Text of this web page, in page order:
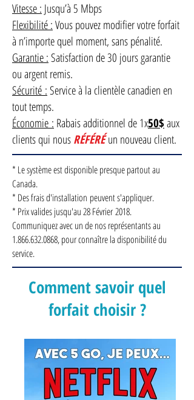
Vitesse : Jusqu’à 5 Mbps
Flexibilité :Vous pouvez modifier votre forfait
à n’importe quel moment, sans pénalité.
Garantie :Satisfaction de 30 jours garantie
ou argent remis.
Sécurité :Service à la clientèle canadien en
tout temps.
Économie : Rabais additionnel de 1x50$aux
clients qui nousRÉFÉRÉun nouveau client.
* Le système est disponible presque partout au
Canada.
* Des frais d'installation peuvent s'appliquer.
* Prix valides jusqu'au 28 Février 2018.
Communiquez avec un de nos représentants au
1.866.632.0868, pour connaître la disponibilité du
service.
Comment savoir quel
forfait choisir ?